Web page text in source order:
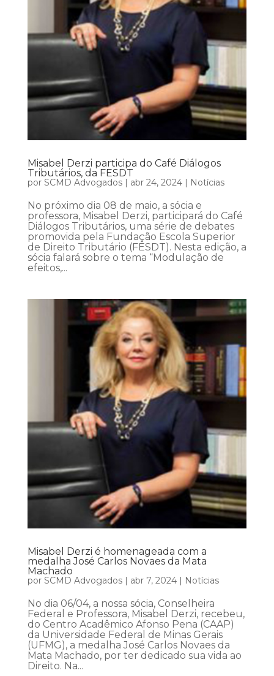
Misabel Derzi participa do Café Diálogos
Tributários, da FESDT
por SCMD Advogados| abr 24, 2024| Notícias
No próximo dia 08 de maio, a sócia e
professora, Misabel Derzi, participará do Café
Diálogos Tributários, uma série de debates
promovida pela Fundação Escola Superior
de Direito Tributário (FESDT). Nesta edição, a
sócia falará sobre o tema “Modulação de
efeitos,...
Misabel Derzi é homenageada com a
medalha José Carlos Novaes da Mata
Machado
por SCMD Advogados| abr 7, 2024| Notícias
No dia 06/04, a nossa sócia, Conselheira
Federal e Professora, Misabel Derzi, recebeu,
do Centro Acadêmico Afonso Pena (CAAP)
da Universidade Federal de Minas Gerais
(UFMG), a medalha José Carlos Novaes da
Mata Machado, por ter dedicado sua vida ao
Direito. Na...